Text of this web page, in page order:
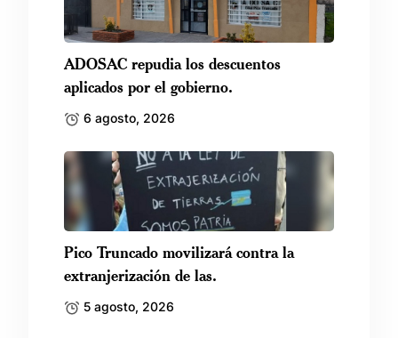
ADOSAC repudia los descuentos
aplicados por el gobierno.
6 agosto, 2026
Pico Truncado movilizará contra la
extranjerización de las.
5 agosto, 2026